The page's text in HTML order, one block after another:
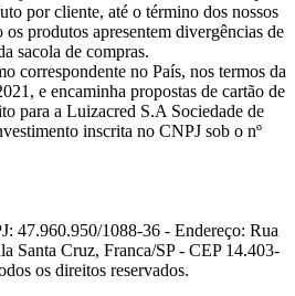
por cliente, até o término dos nossos
os produtos apresentem divergências de
sacola de compras.
correspondente no País, nos termos da
e encaminha propostas de cartão de
para a Luizacred S.A Sociedade de
inscrita no CNPJ sob o nº
47.960.950/1088-36 - Endereço: Rua
Santa Cruz, Franca/SP - CEP 14.403-
os direitos reservados.